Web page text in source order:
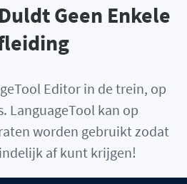
Geen Enkele
Editor in de trein, op
LanguageTool kan op
worden gebruikt zodat
af kunt krijgen!